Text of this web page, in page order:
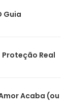
Guia
Real
Acaba (ou